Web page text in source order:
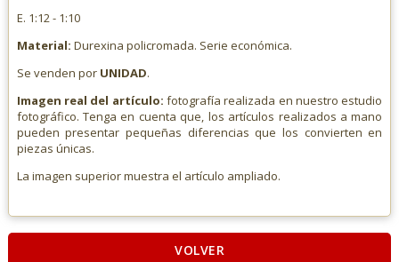
E. 1:12 - 1:10
Material: Durexina policromada. Serie económica.
Se venden por UNIDAD.
Imagen real del artículo: fotografía realizada en nuestro estudio
fotográfico. Tenga en cuenta que, los artículos realizados a mano
pueden presentar pequeñas diferencias que los convierten en
piezas únicas.
La imagen superior muestra el artículo ampliado.
VOLVER